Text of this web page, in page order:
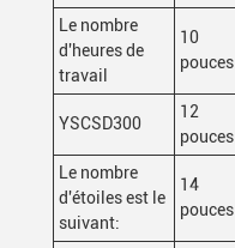
Le nombre
d'heures de
travail
10
pouces
YSCSD300
12
pouces
Le nombre
d'étoiles est le
suivant:
14
pouces